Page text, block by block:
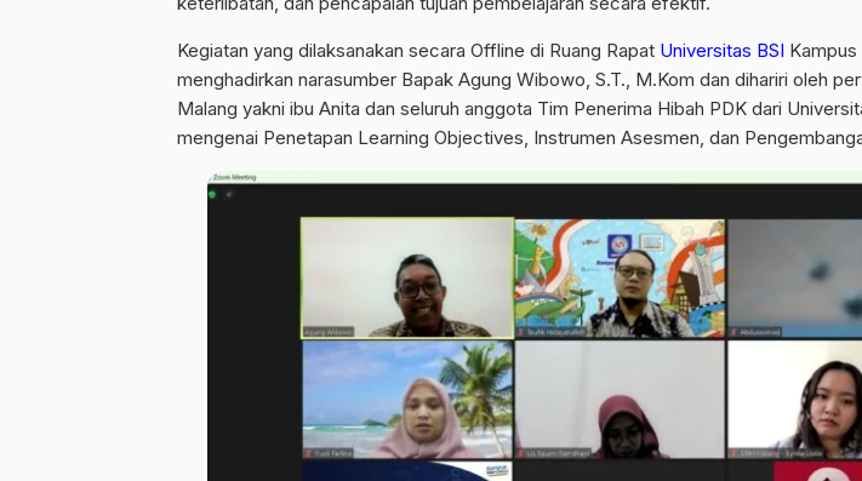
Kegiatan yang dilaksanakan secara Offline di Ruang Rapat Universitas BSI
menghadirkan narasumber Bapak Agung Wibowo, S.T., M.Kom dan dihariri oleh
Malang yakni ibu Anita dan seluruh anggota Tim Penerima Hibah PDK dari
mengenai Penetapan Learning Objectives, Instrumen Asesmen, dan